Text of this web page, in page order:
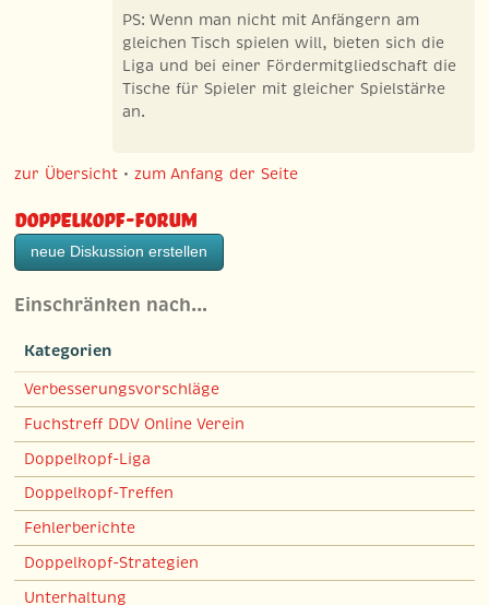
PS: Wenn man nicht mit Anfängern am
gleichen Tisch spielen will, bieten sich die
Liga und bei einer Fördermitgliedschaft die
Tische für Spieler mit gleicher Spielstärke
an.
zur Übersicht •zum Anfang der Seite
Doppelkopf-Forum
neue Diskussion erstellen
Einschränken nach…
Kategorien
Verbesserungsvorschläge
Fuchstreff DDV Online Verein
Doppelkopf-Liga
Doppelkopf-Treffen
Fehlerberichte
Doppelkopf-Strategien
Unterhaltung